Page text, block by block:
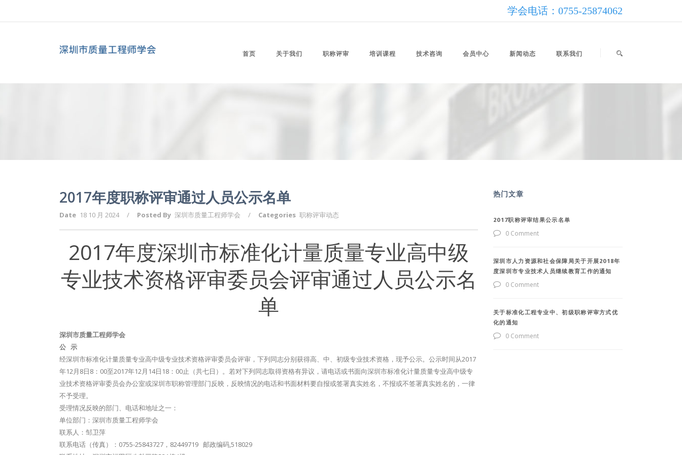
学会电话：0755-25874062
首页 关于我们 职称评审 培训课程 技术咨询 会员中心 新闻动态 联系我们
2017年度职称评审通过人员公示名单
Date 18 10 月 2024 / Posted By 深圳市质量工程师学会 / Categories 职称评审动态
2017年度深圳市标准化计量质量专业高中级
专业技术资格评审委员会评审通过人员公示名
单
深圳市质量工程师学会
公 示
经深圳市标准化计量质量专业高中级专业技术资格评审委员会评审，下列同志分别获得高、中、初级专业技术资格，现予公示。公示时间从2017
年12月8日8：00至2017年12月14日18：00止（共七日）。若对下列同志取得资格有异议，请电话或书面向深圳市标准化计量质量专业高中级专
业技术资格评审委员会办公室或深圳市职称管理部门反映，反映情况的电话和书面材料要自报或签署真实姓名，不报或不签署真实姓名的，一律
不予受理。
受理情况反映的部门、电话和地址之一：
单位部门：深圳市质量工程师学会
联系人：邹卫萍
联系电话（传真）：0755-25843727，82449719 邮政编码,518029
热门文章
2017职称评审结果公示名单
0 Comment
深圳市人力资源和社会保障局关于开展2018年
度深圳市专业技术人员继续教育工作的通知
0 Comment
关于标准化工程专业中、初级职称评审方式优
化的通知
0 Comment